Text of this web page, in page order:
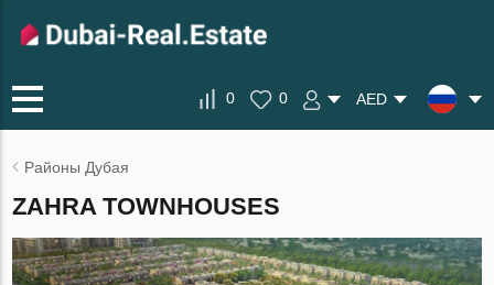
0 0 AED
Районы Дубая
ZAHRA TOWNHOUSES